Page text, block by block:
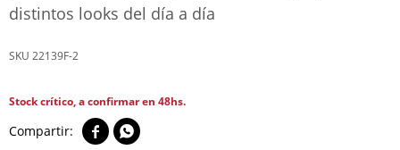
distintos looks del día a día
22139F-2
Stock crítico, a confirmar en 48hs.
 